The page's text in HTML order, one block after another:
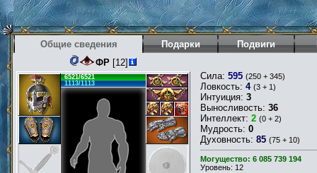
Общие сведения Подарки Подвиги
ФР [12]
6521/6521
1113/1113
Сила: 595 (250 + 345)
Ловкость: 4 (3 + 1)
Интуиция: 3
Выносливость: 36
Интеллект: 2 (0 + 2)
Мудрость: 0
Духовность: 85 (75 + 10)
Могущество: 6 085 739 194
Уровень: 12